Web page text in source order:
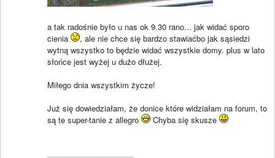
a tak radośnie było u nas ok 9.30 rano... jak widać sporo
cienia
, ale nie chce się bardzo stawiaćbo jak sąsiedzi
wytną wszystko to będzie widać wszystkie domy. plus w lato
słońce jest wyżej u dużo dłużej.
Miłego dnia wszystkim życze!
Już się dowiedziałam, że donice które widziałam na forum, to
są te super-tanie z allegro
Chyba się skusze